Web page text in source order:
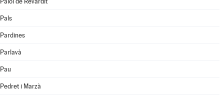
Pals
Pardines
Parlavà
Pau
Pedret i Marzà